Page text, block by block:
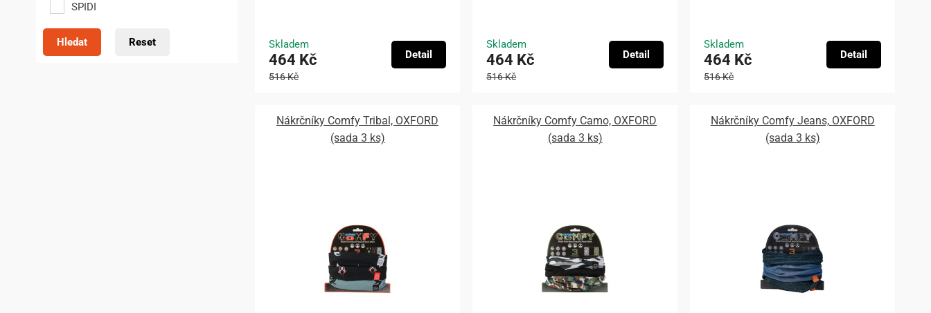
SPIDI
Hledat Reset Skladem
464 Kč
516 Kč
Detail
Skladem
464 Kč
516 Kč
Detail
Skladem
464 Kč
516 Kč
Detail
Nákrčníky Comfy Tribal, OXFORD
(sada 3 ks)
Nákrčníky Comfy Camo, OXFORD
(sada 3 ks)
Nákrčníky Comfy Jeans, OXFORD
(sada 3 ks)